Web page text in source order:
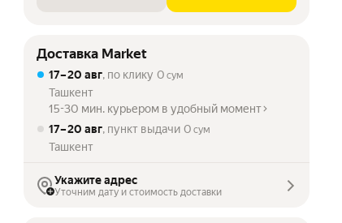
Доставка Market
17 – 20 авг, по клику 0 сум
Ташкент
15-30 мин. курьером в удобный момент
17 – 20 авг, пункт выдачи 0 сум
Ташкент
Укажите адрес
Уточним дату и стоимость доставки